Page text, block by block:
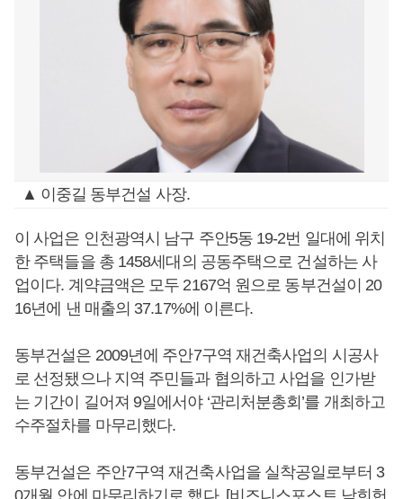
▲ 이중길 동부건설 사장.
이 사업은 인천광역시 남구 주안5동 19-2번 일대에 위치
한 주택들을 총 1458세대의 공동주택으로 건설하는 사
업이다. 계약금액은 모두 2167억 원으로 동부건설이 20
16년에 낸 매출의 37.17%에 이른다.
동부건설은 2009년에 주안7구역 재건축사업의 시공사
로 선정됐으나 지역 주민들과 협의하고 사업을 인가받
는 기간이 길어져 9일에서야 ‘관리처분총회’를 개최하고
수주절차를 마무리했다.
동부건설은 주안7구역 재건축사업을 실착공일로부터 3
0개월 안에 마무리하기로 했다. [비즈니스포스트 남희헌